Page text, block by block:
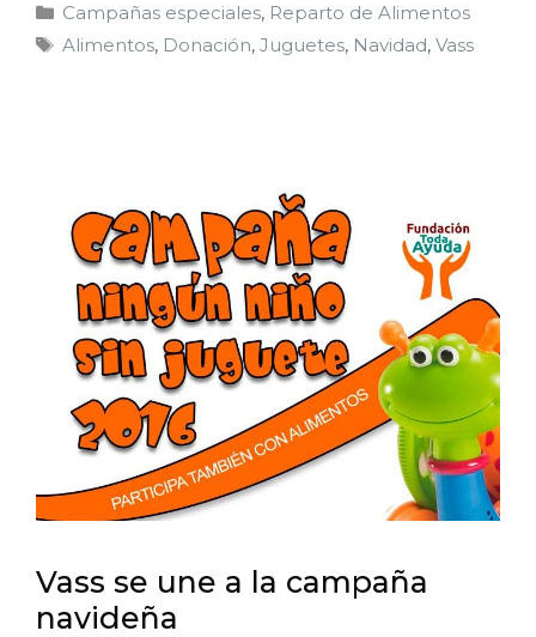
Campañas especiales, Reparto de Alimentos
Alimentos, Donación, Juguetes, Navidad, Vass
Vass se une a la campaña
navideña